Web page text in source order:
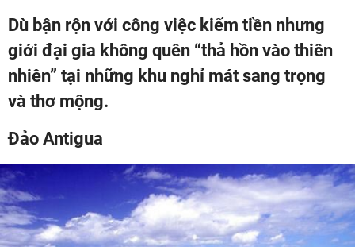
Dù bận rộn với công việc kiếm tiền nhưng
giới đại gia không quên “thả hồn vào thiên
nhiên” tại những khu nghỉ mát sang trọng
và thơ mộng.
Đảo Antigua